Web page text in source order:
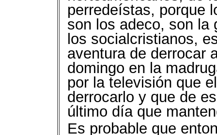
perredeístas, porque
son los adeco, son la
los socialcristianos,
aventura de derrocar
domingo en la
por la televisión que
derrocarlo y que de
último día que
Es probable que